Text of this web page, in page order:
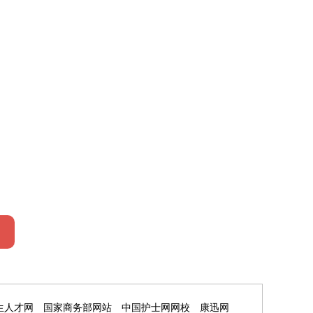
人才网 国家商务部网站 中国护士网网校 康迅网